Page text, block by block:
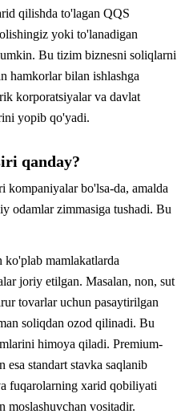
qilishda to'lagan QQS
yoki to'lanadigan
Bu tizim biznesni soliqlarni
hamkorlar bilan ishlashga
korporatsiyalar va davlat
yopib qo'yadi.
qanday?
bo'lsa-da, amalda
zimmasiga tushadi. Bu
mamlakatlarda
joriy etilgan. Masalan, non, sut
tovarlar uchun pasaytirilgan
soliqdan ozod qilinadi. Bu
himoya qiladi. Premium-
esa standart stavka saqlanib
fuqarolarning xarid qobiliyati
moslashuvchan vositadir.